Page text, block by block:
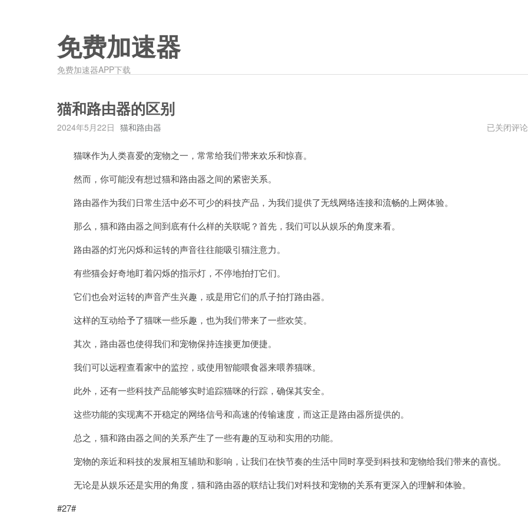
免费加速器
免费加速器APP下载
猫和路由器的区别
2024年5月22日 猫和路由器
猫
已关闭评论
猫咪作为人类喜爱的宠物之一，常常给我们带来欢乐和惊喜。
然而，你可能没有想过猫和路由器之间的紧密关系。
路由器作为我们日常生活中必不可少的科技产品，为我们提供了无线网络连接和流畅的上网体验。
那么，猫和路由器之间到底有什么样的关联呢？首先，我们可以从娱乐的角度来看。
路由器的灯光闪烁和运转的声音往往能吸引猫注意力。
有些猫会好奇地盯着闪烁的指示灯，不停地拍打它们。
它们也会对运转的声音产生兴趣，或是用它们的爪子拍打路由器。
这样的互动给予了猫咪一些乐趣，也为我们带来了一些欢笑。
其次，路由器也使得我们和宠物保持连接更加便捷。
我们可以远程查看家中的监控，或使用智能喂食器来喂养猫咪。
此外，还有一些科技产品能够实时追踪猫咪的行踪，确保其安全。
这些功能的实现离不开稳定的网络信号和高速的传输速度，而这正是路由器所提供的。
总之，猫和路由器之间的关系产生了一些有趣的互动和实用的功能。
宠物的亲近和科技的发展相互辅助和影响，让我们在快节奏的生活中同时享受到科技和宠物给我们带来的喜悦。
无论是从娱乐还是实用的角度，猫和路由器的联结让我们对科技和宠物的关系有更深入的理解和体验。
#27#